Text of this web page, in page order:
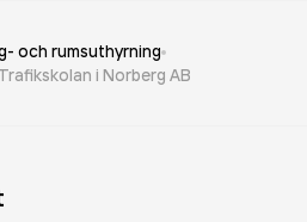
och rumsuthyrning
Trafikskolan i Norberg AB